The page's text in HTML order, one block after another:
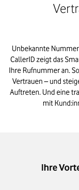
Unbekannte
CallerID zeigt das
Ihre Rufnummer an.
Vertrauen – und
Auftreten. Und eine
mit
Ihre